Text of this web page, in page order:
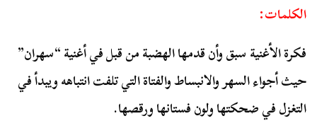
الكلمات:
فكرة الأغنية سبق وأن قدمها الهضبة من قبل في أغنية “سهران”
حيث أجواء السهر والانبساط والفتاة التي تلفت انتباهه ويبدأ في
التغزل في ضحكتها ولون فستانها ورقصها.